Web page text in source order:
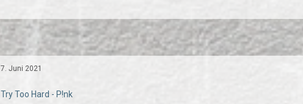
7. Juni 2021
Try Too Hard - P!nk